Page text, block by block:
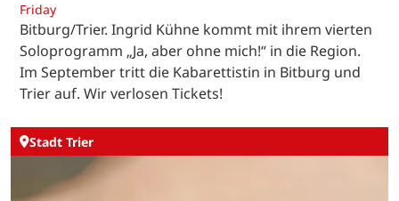
Friday
Bitburg/Trier. Ingrid Kühne kommt mit ihrem vierten
Soloprogramm „Ja, aber ohne mich!“ in die Region.
Im September tritt die Kabarettistin in Bitburg und
Trier auf. Wir verlosen Tickets!
Stadt Trier